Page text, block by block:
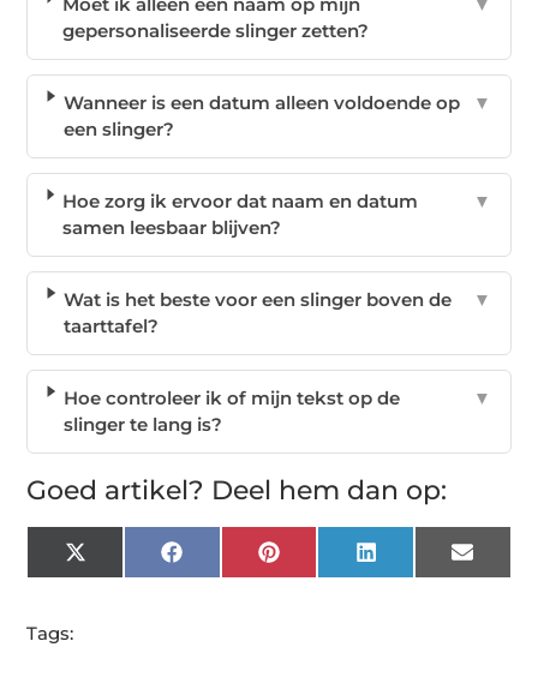
gepersonaliseerde slinger zetten?
Wanneer is een datum alleen voldoende op
een slinger?
▼
Hoe zorg ik ervoor dat naam en datum
samen leesbaar blijven?
▼
Wat is het beste voor een slinger boven de
taarttafel?
▼
Hoe controleer ik of mijn tekst op de
slinger te lang is?
▼
Goed artikel? Deel hem dan op:
X
(Twitter)
FacebookPinterest LinkedIn Email
Tags: